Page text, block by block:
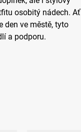
osobitý nádech. Ať
den ve městě, tyto
a podporu.